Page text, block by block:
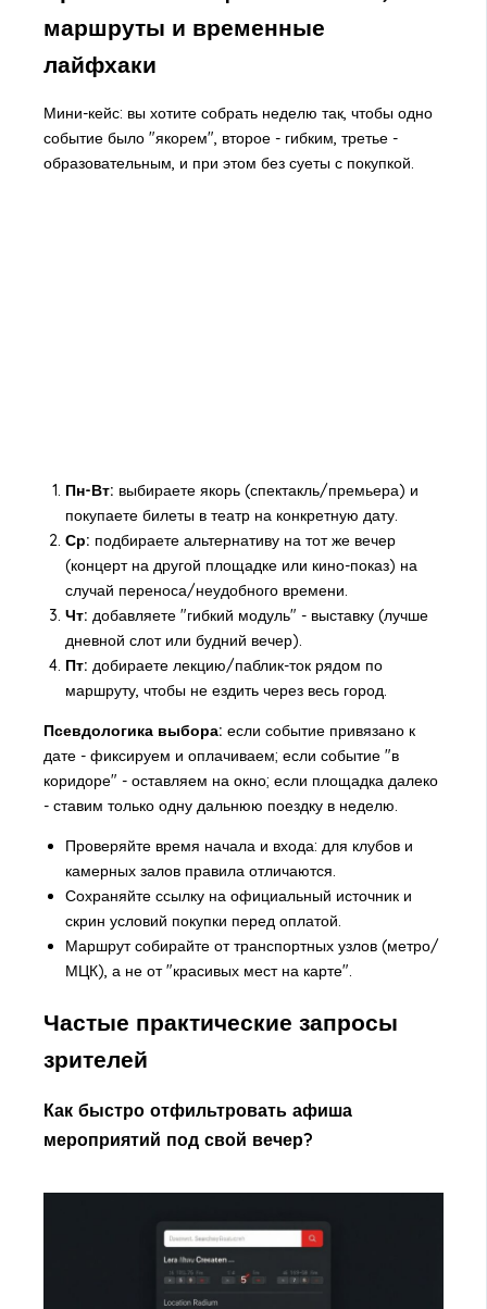
маршруты и временные
лайфхаки
Мини-кейс: вы хотите собрать неделю так, чтобы одно
событие было "якорем", второе - гибким, третье -
образовательным, и при этом без суеты с покупкой.
Пн-Вт: выбираете якорь (спектакль/премьера) и
покупаете билеты в театр на конкретную дату.
Ср: подбираете альтернативу на тот же вечер
(концерт на другой площадке или кино-показ) на
случай переноса/неудобного времени.
Чт: добавляете "гибкий модуль" - выставку (лучше
дневной слот или будний вечер).
Пт: добираете лекцию/паблик-ток рядом по
маршруту, чтобы не ездить через весь город.
Псевдологика выбора: если событие привязано к
дате - фиксируем и оплачиваем; если событие "в
коридоре" - оставляем на окно; если площадка далеко
- ставим только одну дальнюю поездку в неделю.
Проверяйте время начала и входа: для клубов и
камерных залов правила отличаются.
Сохраняйте ссылку на официальный источник и
скрин условий покупки перед оплатой.
Маршрут собирайте от транспортных узлов (метро/
МЦК), а не от "красивых мест на карте".
Частые практические запросы
зрителей
Как быстро отфильтровать афиша
мероприятий под свой вечер?